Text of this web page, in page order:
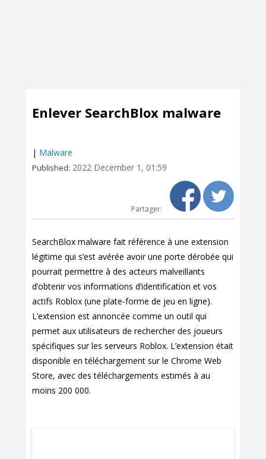
Enlever SearchBlox malware
| Malware
Published: 2022 December 1, 01:59
Partager:
SearchBlox malware fait référence à une extension
légitime qui s’est avérée avoir une porte dérobée qui
pourrait permettre à des acteurs malveillants
d’obtenir vos informations d’identification et vos
actifs Roblox (une plate-forme de jeu en ligne).
L’extension est annoncée comme un outil qui
permet aux utilisateurs de rechercher des joueurs
spécifiques sur les serveurs Roblox. L’extension était
disponible en téléchargement sur le Chrome Web
Store, avec des téléchargements estimés à au
moins 200 000.